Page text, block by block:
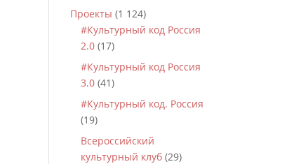
Проекты (1 124)
#Культурный код Россия
2.0 (17)
#Культурный код Россия
3.0 (41)
#Культурный код. Россия
(19)
Всероссийский
культурный клуб (29)